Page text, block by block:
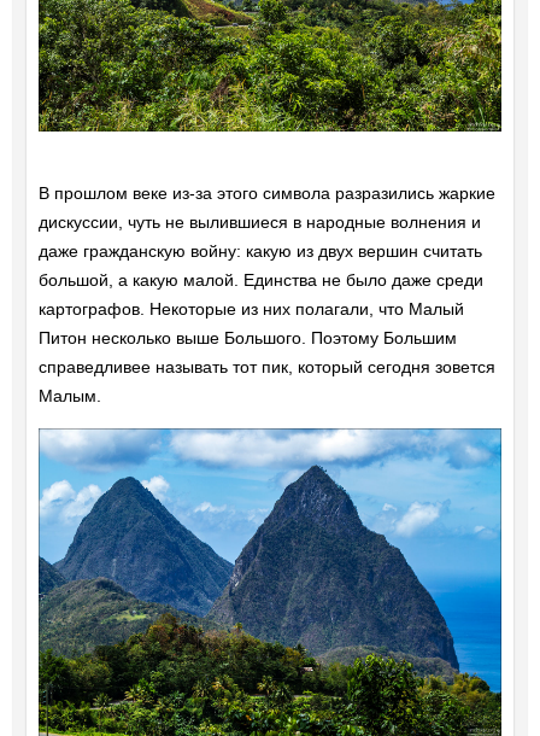
В прошлом веке из-за этого символа разразились жаркие
дискуссии, чуть не вылившиеся в народные волнения и
даже гражданскую войну: какую из двух вершин считать
большой, а какую малой. Единства не было даже среди
картографов. Некоторые из них полагали, что Малый
Питон несколько выше Большого. Поэтому Большим
справедливее называть тот пик, который сегодня зовется
Малым.